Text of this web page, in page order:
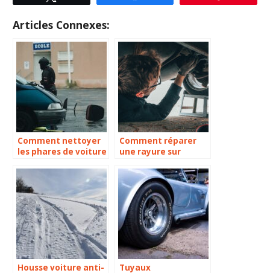
Articles Connexes:
Comment nettoyer
les phares de voiture
Comment réparer
une rayure sur
Housse voiture anti-
Tuyaux